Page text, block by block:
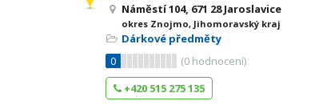
Náměstí 104, 671 28 Jaroslavice
okres Znojmo, Jihomoravský kraj
Dárkové předměty
0
(0 hodnocení)
+420 515 275 135